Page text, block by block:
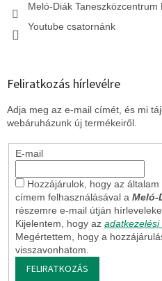
Meló-Diák Taneszközcentrum
Youtube csatornánk
Feliratkozás hírlevélre
Adja meg az e-mail címét, és mi
webáruházunk új termékeiről.
E-mail
Hozzájárulok, hogy az
címem felhasználásával a Meló-
részemre e-mail útján
Kijelentem, hogy az
Megértettem, hogy a
visszavonhatom.
FELIRATKOZÁS